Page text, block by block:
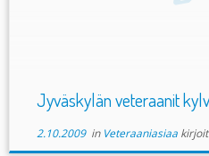
Jyväskylän veteraanit
2.10.2009in Veteraaniasiaa